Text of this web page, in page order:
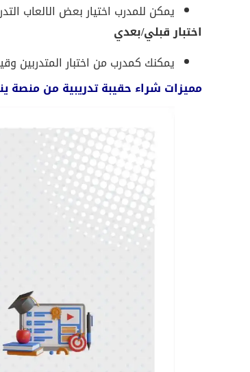
يمكن للمدرب اختيار بعض الالعاب
اختبار قبلي/بعدي
يمكنك كمدرب من اختبار المتدربين
مميزات شراء حقيبة تدريبية من منصة